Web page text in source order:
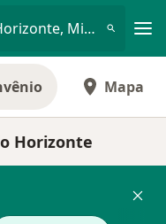
Dentista • Floresta, Belo Horizonte, Minas Gerais MG
Mapa
Horizonte